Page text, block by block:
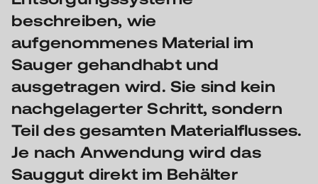
beschreiben, wie
aufgenommenes Material im
Sauger gehandhabt und
ausgetragen wird. Sie sind kein
nachgelagerter Schritt, sondern
Teil des gesamten Materialflusses.
Je nach Anwendung wird das
Sauggut direkt im Behälter